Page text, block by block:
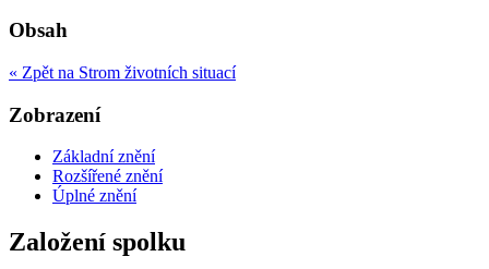
Obsah
« Zpět na Strom životních situací
Zobrazení
Základní znění
Rozšířené znění
Úplné znění
Založení spolku